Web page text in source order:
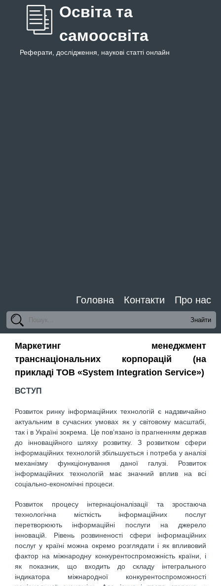
Освіта та
самоосвіта
Реферати, дослідження, наукові статті онлайн
Головна Контакти Про нас
Маркетинг менеджмент
транснаціональних корпорацій (на
прикладі ТОВ «System Integration Service»)
ВСТУП
Розвиток ринку інформаційних технологій є надзвичайно
актуальним в сучасних умовах як у світовому масштабі,
так і в Україні зокрема. Це пов’язано із прагненням держав
до інноваційного шляху розвитку. З розвитком сфери
інформаційних технологій збільшується і потреба у аналізі
механізму функціонування даної галузі. Розвиток
інформаційних технологій має значний вплив на всі
соціально-економічні процеси.
Розвиток процесу інтернаціоналізації та зростаюча
технологічна місткість інформаційних послуг
перетворюють інформаційні послуги на джерело
інновацій. Рівень розвиненості сфери інформаційних
послуг у країні можна окремо розглядати і як впливовий
фактор на міжнародну конкурентоспроможність країни, і
як показник, що входить до складу інтегрального
індикатора міжнародної конкурентоспроможності